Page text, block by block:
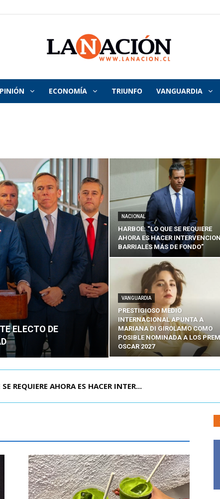
La
Nación
ECONOMÍA TRIUNFO VANGUARDIA
ELECTO DE
NACIONAL
HARBOE: “LO QUE SE REQUIERE
AHORA ES HACER
BARRIALES MÁS DE FONDO”
VANGUARDIA
PRESTIGIOSO MEDIO
INTERNACIONAL APUNTA A
MARIANA DI GIROLAMO COMO
POSIBLE NOMINADA A LOS
OSCAR 2027
IPC: “LA ECONOMÍA SE ESTÁ ENC...